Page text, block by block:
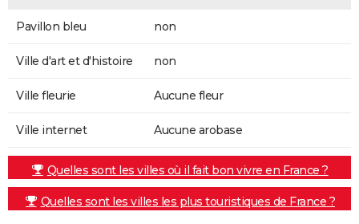
Pavillon bleu non
Ville d'art et d'histoire non
Ville fleurie Aucune fleur
Ville internet Aucune arobase
Quelles sont les villes où il fait bon vivre en France ?
Quelles sont les villes les plus touristiques de France ?